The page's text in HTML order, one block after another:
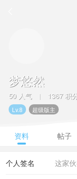
梦悠然
50 人气 | 1367 积
Lv.8 超级版主
资料 帖子
这家
个人签名